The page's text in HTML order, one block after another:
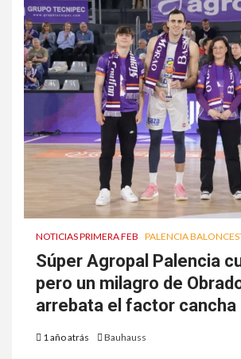
NOTICIAS PRIMERA FEB PALENCIA
Súper Agropal Palencia
pero un milagro de
arrebata el factor cancha
1 año atrás Bauhauss